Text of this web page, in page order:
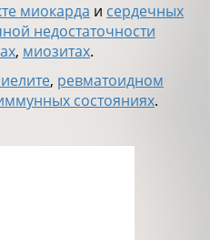
миокарда и сердечных
недостаточности
, миозитах.
, ревматоидном
состояниях.